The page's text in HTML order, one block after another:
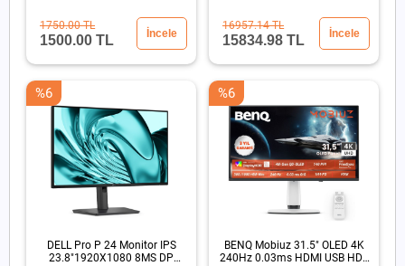
1750.00 TL
1500.00 TL İncele
16957.14 TL
15834.98 TL İncele
DELL Pro P 24 Monitor IPS
23.8"1920X1080 8MS DP
%6
BENQ Mobiuz 31.5" OLED 4K
240Hz 0.03ms HDMI USB HDR
%6